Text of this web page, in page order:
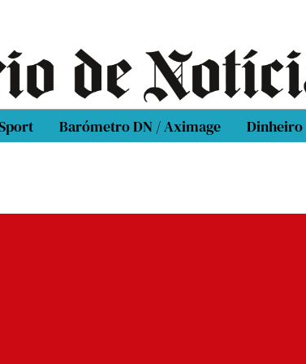
Barómetro DN / Aximage Dinheiro